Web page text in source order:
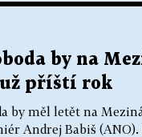
by na
příští rok
by měl letět na
Andrej Babiš (ANO).